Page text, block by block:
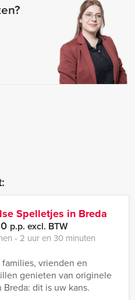
Spelletjes in Breda
p.p. excl. BTW
‐ 2 uur en 30 minuten
vrienden en
genieten van originele
dit is uw kans.